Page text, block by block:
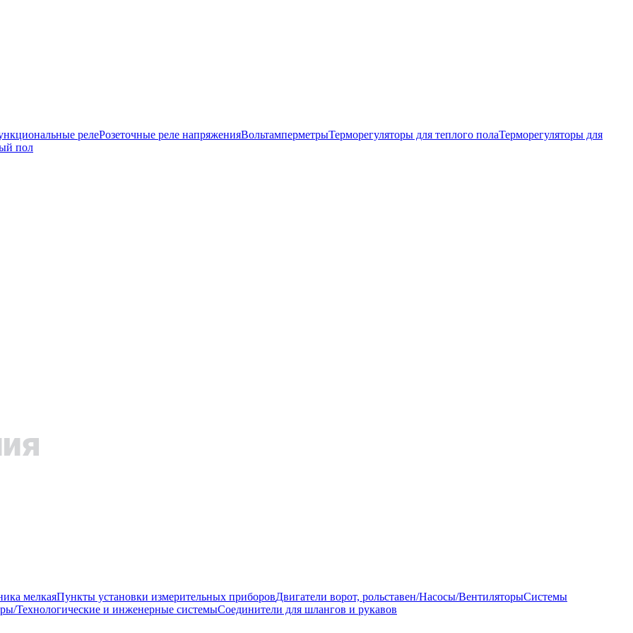
релеРозеточные реле напряженияВольтамперметрыТерморегуляторы для теплого полаТерморегуляторы для
пол
мелкаяПункты установки измерительных приборовДвигатели ворот, рольставен/Насосы/ВентиляторыСистемы
Технологические и инженерные системыСоединители для шлангов и рукавов